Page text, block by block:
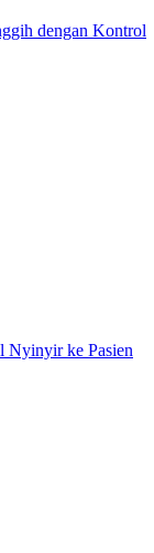
dengan Kontrol
Nyinyir ke Pasien